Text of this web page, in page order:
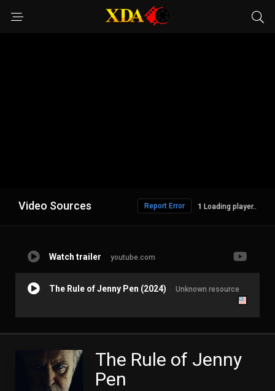
Video Sources 1 Loading player..
Report Error
Watch trailer youtube.com
The Rule of Jenny Pen (2024) Unknown resource
The Rule of Jenny
Pen